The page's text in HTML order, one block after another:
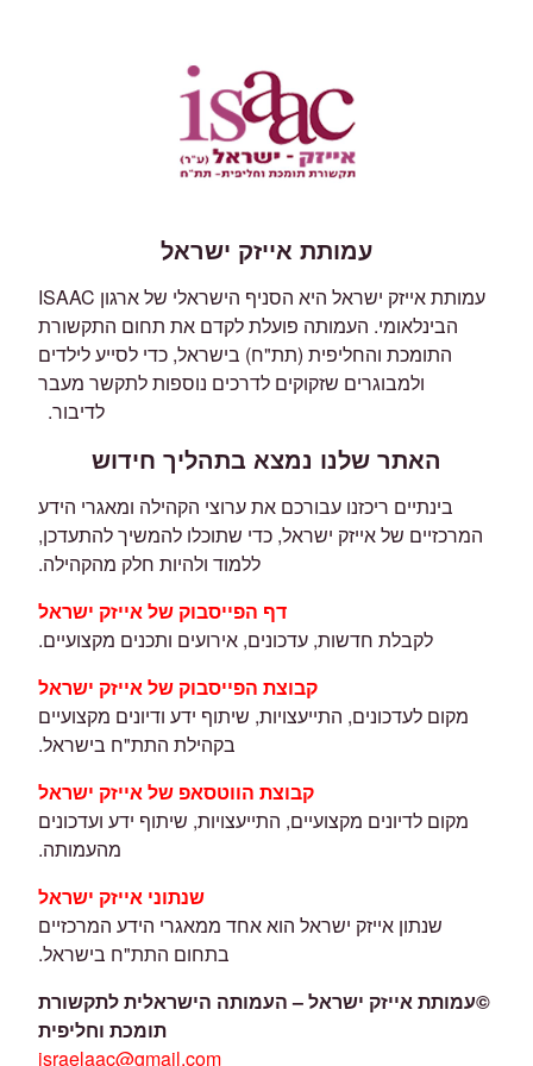
עמותת אייזק ישראל
עמותת אייזק ישראל היא הסניף הישראלי של ארגון ISAAC
הבינלאומי. העמותה פועלת לקדם את תחום התקשורת
התומכת והחליפית (תת"ח) בישראל, כדי לסייע לילדים
ולמבוגרים שזקוקים לדרכים נוספות לתקשר מעבר
לדיבור.
האתר שלנו נמצא בתהליך חידוש
בינתיים ריכזנו עבורכם את ערוצי הקהילה ומאגרי הידע
המרכזיים של אייזק ישראל, כדי שתוכלו להמשיך להתעדכן,
ללמוד ולהיות חלק מהקהילה.
דף הפייסבוק של אייזק ישראל
לקבלת חדשות, עדכונים, אירועים ותכנים מקצועיים.
קבוצת הפייסבוק של אייזק ישראל
מקום לעדכונים, התייעצויות, שיתוף ידע ודיונים מקצועיים
בקהילת התת"ח בישראל.
קבוצת הווטסאפ של אייזק ישראל
מקום לדיונים מקצועיים, התייעצויות, שיתוף ידע ועדכונים
מהעמותה.
שנתוני אייזק ישראל
שנתון אייזק ישראל הוא אחד ממאגרי הידע המרכזיים
בתחום התת"ח בישראל.
©עמותת אייזק ישראל – העמותה הישראלית לתקשורת
תומכת וחליפית
israelaac@gmail.com